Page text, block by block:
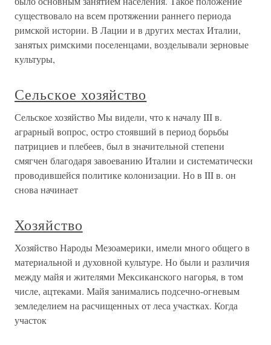
существовало на всем протяжении раннего периода
римской истории. В Лации и в других местах Италии,
занятых римскими поселенцами, возделывали зерновые
культуры,
Сельское хозяйство
Сельское хозяйство Мы видели, что к началу III в.
аграрный вопрос, остро стоявший в пе­риод борьбы
патрициев и плебеев, был в значительной степени
смягчен благодаря завоеванию Италии и систематически
проводившейся политике колонизации. Но в III в. он
снова начинает
Хозяйство
Хозяйство Народы Мезоамерики, имели много общего в
материальной и духовной культуре. Но были и различия
между майя и жителями Мексиканского нагорья, в том
числе, ацтеками. Майя занимались подсечно-огневым
земледелием на расчищенных от леса участках. Когда
участок